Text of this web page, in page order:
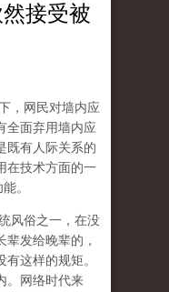
接受被
网民对墙内应
全面弃用墙内应
既有人际关系的
在技术方面的一
。
俗之一，在没
发给晚辈的，
这样的规矩。
。网络时代来